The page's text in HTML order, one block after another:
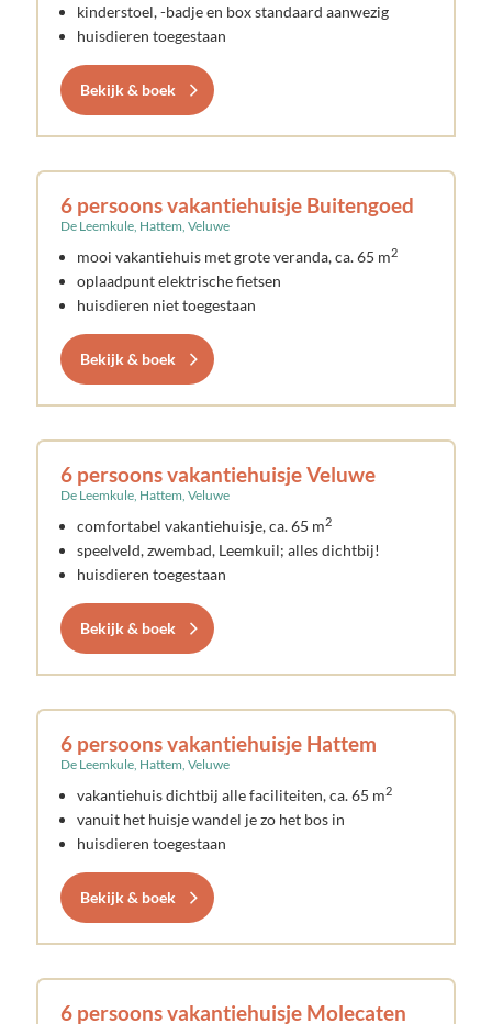
kinderstoel, -badje en box standaard aanwezig
huisdieren toegestaan
Bekijk & boek
6 persoons vakantiehuisje Buitengoed
De Leemkule, Hattem, Veluwe
mooi vakantiehuis met grote veranda, ca. 65 m2
oplaadpunt elektrische fietsen
huisdieren niet toegestaan
Bekijk & boek
6 persoons vakantiehuisje Veluwe
De Leemkule, Hattem, Veluwe
comfortabel vakantiehuisje, ca. 65 m2
speelveld, zwembad, Leemkuil; alles dichtbij!
huisdieren toegestaan
Bekijk & boek
6 persoons vakantiehuisje Hattem
De Leemkule, Hattem, Veluwe
vakantiehuis dichtbij alle faciliteiten, ca. 65 m2
vanuit het huisje wandel je zo het bos in
huisdieren toegestaan
Bekijk & boek
6 persoons vakantiehuisje Molecaten